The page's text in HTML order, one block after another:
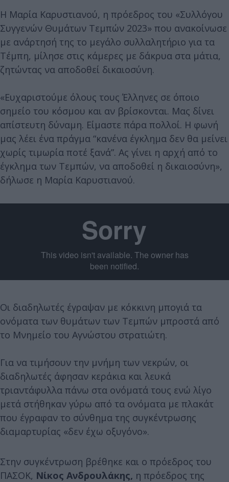
Η Μαρία Καρυστιανού, η πρόεδρος του «Συλλόγου
Συγγενών Θυμάτων Τεμπών 2023» που ανακοίνωσε
με ανάρτησή της το μεγάλο συλλαλητήριο για τα
Τέμπη, μίλησε στις κάμερες με δάκρυα στα μάτια,
ζητώντας να αποδοθεί δικαιοσύνη.
«Ευχαριστούμε όλους τους Έλληνες σε όποιο
σημείο του κόσμου και αν βρίσκονται. Μας δίνει
απίστευτη δύναμη. Είμαστε πάρα πολλοί. Η φωνή
μας λέει ένα πράγμα “κανένα έγκλημα δεν θα μείνει
χωρίς τιμωρία ποτέ ξανά”. Ας γίνει η αρχή από το
έγκλημα των Τεμπών, να αποδοθεί η δικαιοσύνη»,
δήλωσε η Μαρία Καρυστιανού.
Οι διαδηλωτές έγραψαν με κόκκινη μπογιά τα
ονόματα των θυμάτων των Τεμπών μπροστά από
το Μνημείο του Αγνώστου στρατιώτη.
Για να τιμήσουν την μνήμη των νεκρών, οι
διαδηλωτές άφησαν κεράκια και λευκά
τριαντάφυλλα πάνω στα ονόματά τους ενώ λίγο
μετά στήθηκαν γύρω από τα ονόματα με πλακάτ
που έγραφαν το σύνθημα της συγκέντρωσης
διαμαρτυρίας «δεν έχω οξυγόνο».
Στην συγκέντρωση βρέθηκε και ο πρόεδρος του
ΠΑΣΟΚ, Νίκος Ανδρουλάκης, η πρόεδρος της